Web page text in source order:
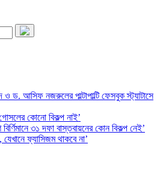
ড. আসিফ নজরুলের পাল্টাপাল্টি ফেসবুক স্ট্যাটাসে
কোনো বিকল্প নাই’
৩১ দফা বাস্তবায়নের কোন বিকল্প নেই’
ফ্যাসিজম থাকবে না’